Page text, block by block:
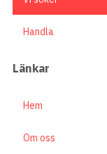
Handla
Länkar
Hem
Om oss